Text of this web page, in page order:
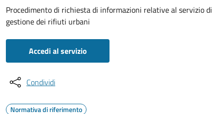
Procedimento di richiesta di informazioni relative al servizio di
gestione dei rifiuti urbani
Accedi al servizio
Condividi
Normativa di riferimento